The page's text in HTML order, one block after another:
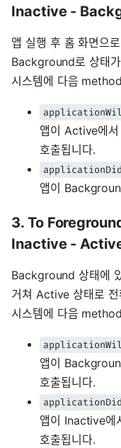
Inactive -
앱 실행 후 홈 화면으
Background로 상태
시스템에 다음
앱이 Active에
호출됩니다.
앱이
3. To
Inactive -
Background 상태에
거쳐 Active 상태로
시스템에 다음
앱이
호출됩니다.
앱이 Inactive에
호출됩니다.